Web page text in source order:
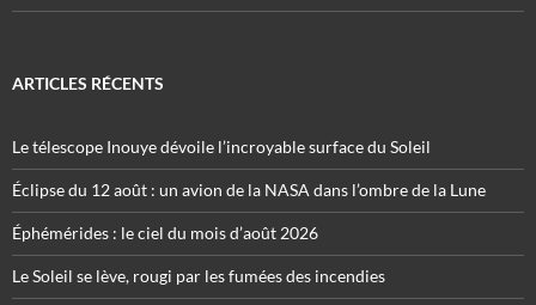
ARTICLES RÉCENTS
Le télescope Inouye dévoile l’incroyable surface du Soleil
Éclipse du 12 août : un avion de la NASA dans l’ombre de la Lune
Éphémérides : le ciel du mois d’août 2026
Le Soleil se lève, rougi par les fumées des incendies